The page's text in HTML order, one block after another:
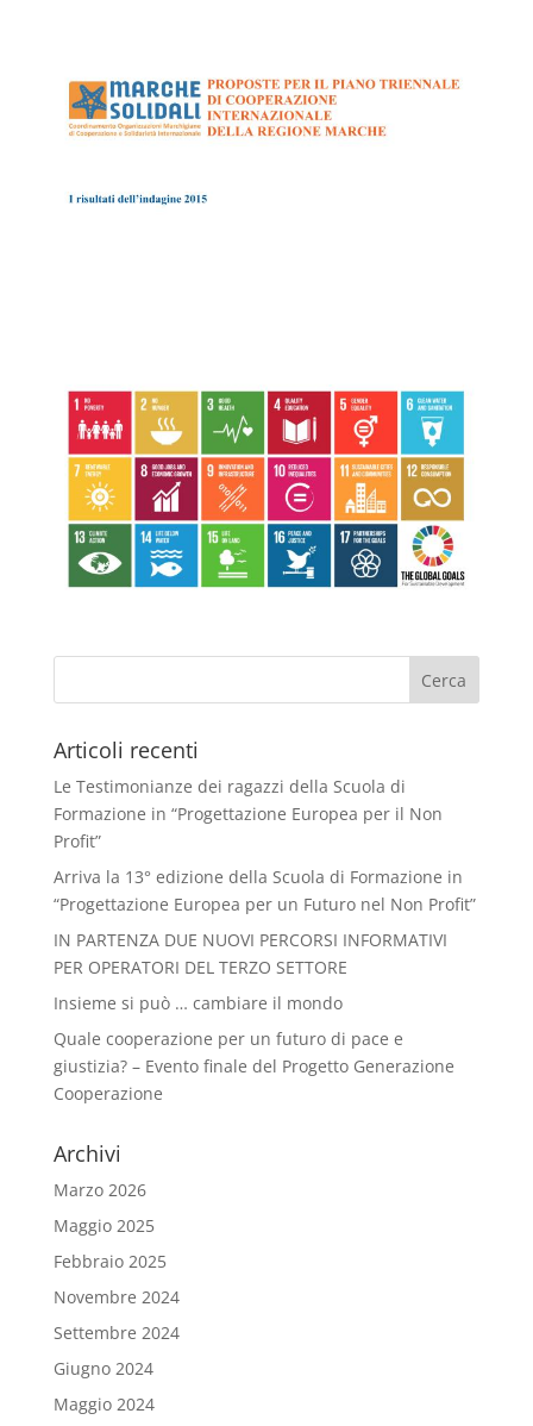
Articoli recenti
Le Testimonianze dei ragazzi della Scuola di
Formazione in “Progettazione Europea per il Non
Profit”
Arriva la 13° edizione della Scuola di Formazione in
“Progettazione Europea per un Futuro nel Non Profit”
IN PARTENZA DUE NUOVI PERCORSI INFORMATIVI
PER OPERATORI DEL TERZO SETTORE
Insieme si può … cambiare il mondo
Quale cooperazione per un futuro di pace e
giustizia? – Evento finale del Progetto Generazione
Cooperazione
Archivi
Marzo 2026
Maggio 2025
Febbraio 2025
Novembre 2024
Settembre 2024
Giugno 2024
Maggio 2024